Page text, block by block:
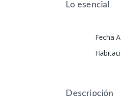
Lo esencial
Fecha
Descripción